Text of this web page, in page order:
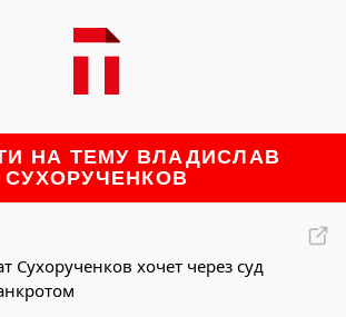
НА ТЕМУ ВЛАДИСЛАВ
СУХОРУЧЕНКОВ
Сухорученков хочет через суд